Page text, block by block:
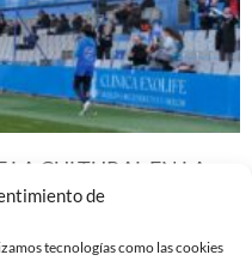
de
tecnologías como las cookies
CULTURAL EN LA